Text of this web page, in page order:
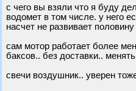
с чего вы взяли что я буду
водомет в том числе. у него
насчет не развивает
сам мотор работает более
баксов.. без доставки..
свечи воздушник.. уверен